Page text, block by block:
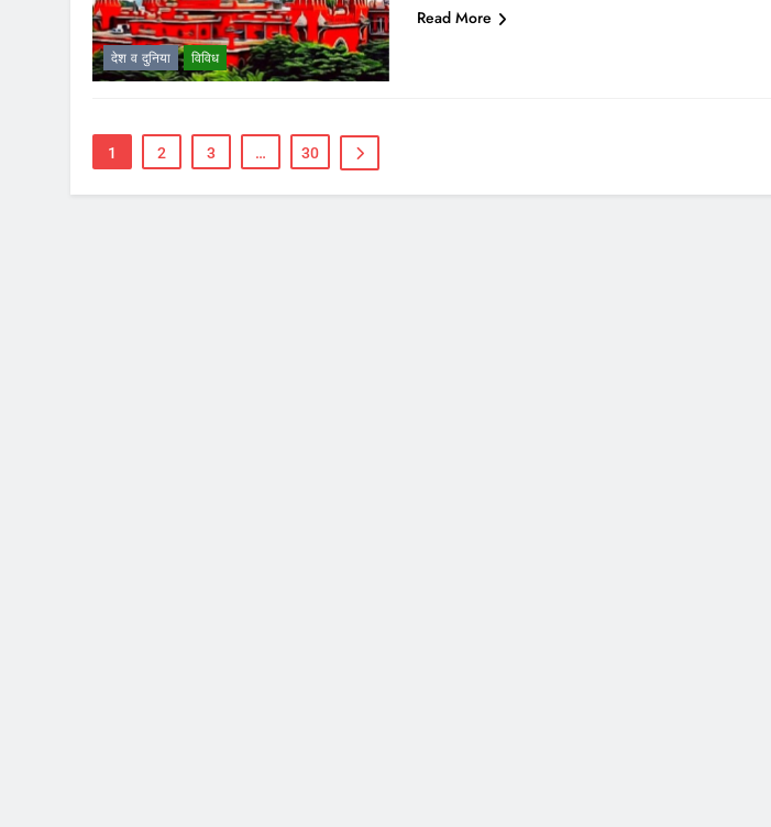
देश व दुनिया विविध
Read More
1 2 3 … 30